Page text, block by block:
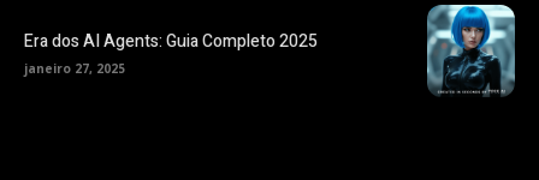
Era dos AI Agents: Guia Completo 2025
janeiro 27, 2025